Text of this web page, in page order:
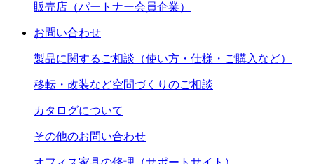
販売店（パートナー会員企業）
お問い合わせ
製品に関するご相談（使い方・仕様・ご購入など）
移転・改装など空間づくりのご相談
カタログについて
その他のお問い合わせ